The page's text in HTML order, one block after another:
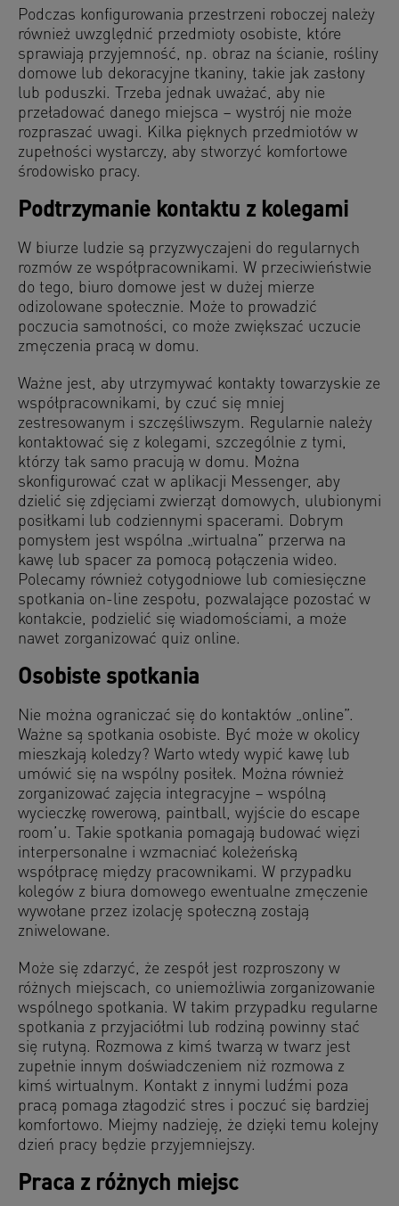
Podczas konfigurowania przestrzeni roboczej należy
również uwzględnić przedmioty osobiste, które
sprawiają przyjemność, np. obraz na ścianie, rośliny
domowe lub dekoracyjne tkaniny, takie jak zasłony
lub poduszki. Trzeba jednak uważać, aby nie
przeładować danego miejsca – wystrój nie może
rozpraszać uwagi. Kilka pięknych przedmiotów w
zupełności wystarczy, aby stworzyć komfortowe
środowisko pracy.
Podtrzymanie kontaktu z kolegami
W biurze ludzie są przyzwyczajeni do regularnych
rozmów ze współpracownikami. W przeciwieństwie
do tego, biuro domowe jest w dużej mierze
odizolowane społecznie. Może to prowadzić
poczucia samotności, co może zwiększać uczucie
zmęczenia pracą w domu.
Ważne jest, aby utrzymywać kontakty towarzyskie ze
współpracownikami, by czuć się mniej
zestresowanym i szczęśliwszym. Regularnie należy
kontaktować się z kolegami, szczególnie z tymi,
którzy tak samo pracują w domu. Można
skonfigurować czat w aplikacji Messenger, aby
dzielić się zdjęciami zwierząt domowych, ulubionymi
posiłkami lub codziennymi spacerami. Dobrym
pomysłem jest wspólna „wirtualna” przerwa na
kawę lub spacer za pomocą połączenia wideo.
Polecamy również cotygodniowe lub comiesięczne
spotkania on-line zespołu, pozwalające pozostać w
kontakcie, podzielić się wiadomościami, a może
nawet zorganizować quiz online.
Osobiste spotkania
Nie można ograniczać się do kontaktów „online”.
Ważne są spotkania osobiste. Być może w okolicy
mieszkają koledzy? Warto wtedy wypić kawę lub
umówić się na wspólny posiłek. Można również
zorganizować zajęcia integracyjne – wspólną
wycieczkę rowerową, paintball, wyjście do escape
room’u. Takie spotkania pomagają budować więzi
interpersonalne i wzmacniać koleżeńską
współpracę między pracownikami. W przypadku
kolegów z biura domowego ewentualne zmęczenie
wywołane przez izolację społeczną zostają
zniwelowane.
Może się zdarzyć, że zespół jest rozproszony w
różnych miejscach, co uniemożliwia zorganizowanie
wspólnego spotkania. W takim przypadku regularne
spotkania z przyjaciółmi lub rodziną powinny stać
się rutyną. Rozmowa z kimś twarzą w twarz jest
zupełnie innym doświadczeniem niż rozmowa z
kimś wirtualnym. Kontakt z innymi ludźmi poza
pracą pomaga złagodzić stres i poczuć się bardziej
komfortowo. Miejmy nadzieję, że dzięki temu kolejny
dzień pracy będzie przyjemniejszy.
Praca z różnych miejsc